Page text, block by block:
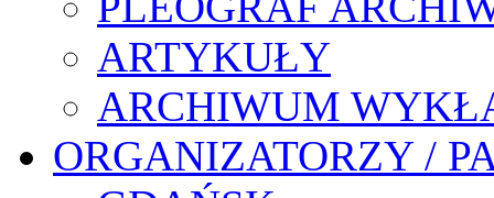
ARTYKUŁY
ARCHIWUM
ORGANIZATORZY /